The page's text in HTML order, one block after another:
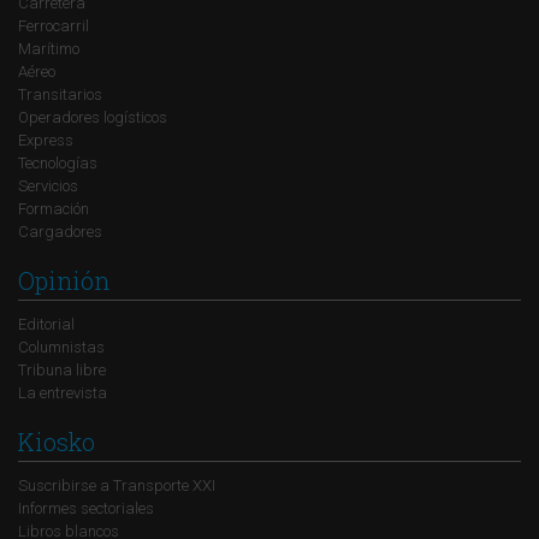
Ferrocarril
Marítimo
Aéreo
Transitarios
Operadores logísticos
Express
Tecnologías
Servicios
Formación
Cargadores
Opinión
Editorial
Columnistas
Tribuna libre
La entrevista
Kiosko
Suscribirse a Transporte XXI
Informes sectoriales
Libros blancos